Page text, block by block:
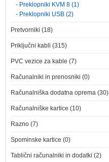
- Preklopniki KVM 8 (1)
- Preklopniki USB (2)
Pretvorniki (18)
Priključni kabli (315)
PVC vezice za kable (7)
Računalniki in prenosniki (0)
Računalniška dodatna oprema (30)
Računalniške kartice (10)
Razno (7)
Spominske kartice (0)
Tablični računalniki in dodatki (2)